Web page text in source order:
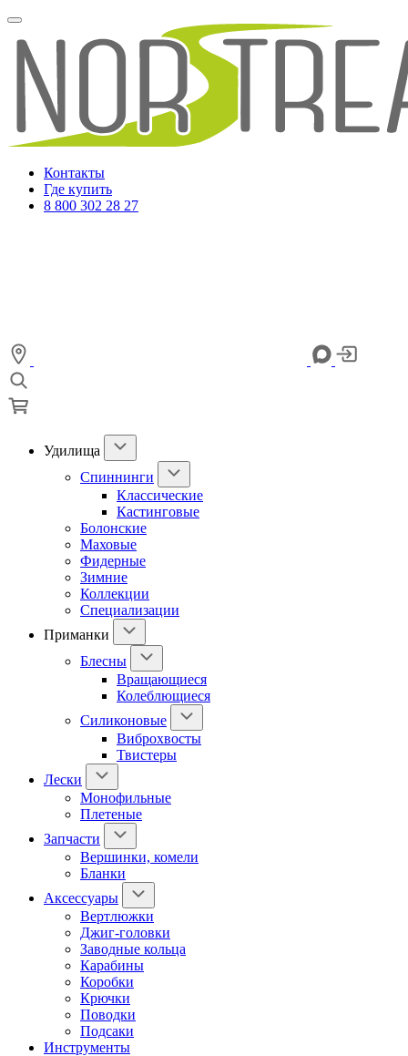
Контакты
Где купить
8 800 302 28 27
Удилища
Спиннинги
Классические
Кастинговые
Болонские
Маховые
Фидерные
Зимние
Коллекции
Специализации
Приманки
Блесны
Вращающиеся
Колеблющиеся
Силиконовые
Виброхвосты
Твистеры
Лески
Монофильные
Плетеные
Запчасти
Вершинки, комели
Бланки
Аксессуары
Вертлюжки
Джиг-головки
Заводные кольца
Карабины
Коробки
Крючки
Поводки
Подсаки
Инструменты